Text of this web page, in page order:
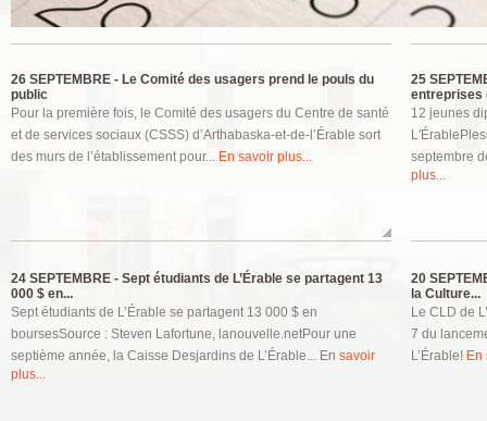
26 SEPTEMBRE - Le Comité des usagers prend le pouls du
public
Pour la première fois, le Comité des usagers du Centre de santé
et de services sociaux (CSSS) d’Arthabaska-et-de-l’Érable sort
des murs de l’établissement pour... En savoir plus...
25
entreprises
12 jeunes
septembre
plus...
24 SEPTEMBRE - Sept étudiants de L’Érable se partagent 13
000 $ en...
Sept étudiants de L’Érable se partagent 13 000 $ en
boursesSource : Steven Lafortune, lanouvelle.netPour une
septième année, la Caisse Desjardins de L’Érable... En savoir
plus...
20
la Culture...
Le CLD de
7 du
L’Érable! En
Pages